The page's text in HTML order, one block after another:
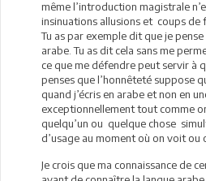
même l’introduction magistrale
insinuations allusions et coups de
Tu as par exemple dit que je
arabe. Tu as dit cela sans me
ce que me défendre peut servir à
penses que l’honnêteté suppose
quand j’écris en arabe et non en
exceptionnellement tout comme
quelqu’un ou quelque chose
d’usage au moment où on voit ou
Je crois que ma connaissance de